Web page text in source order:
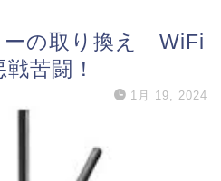
の取り換え WiFi
苦闘！
1月 19, 2024